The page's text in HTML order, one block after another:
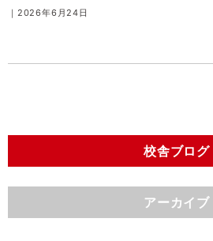
｜2026年6月24日
校舎ブログ
アーカイブ